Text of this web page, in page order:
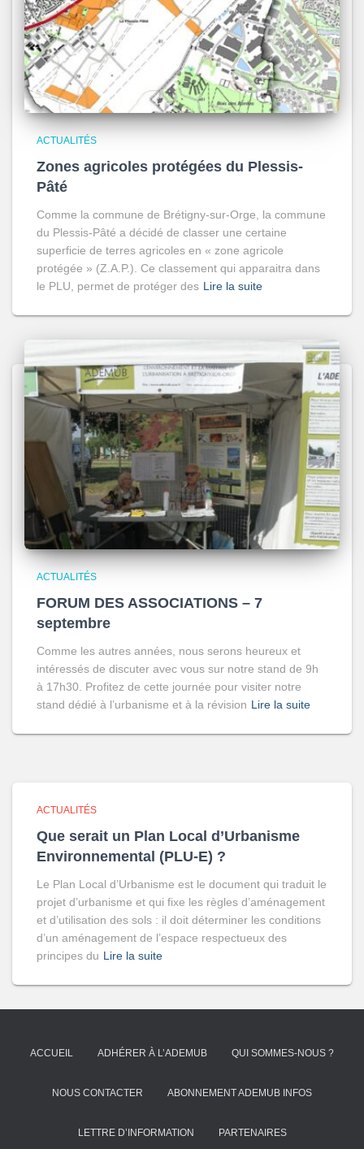
ACTUALITÉS
Zones agricoles protégées du Plessis-
Pâté
Comme la commune de Brétigny-sur-Orge, la commune
du Plessis-Pâté a décidé de classer une certaine
superficie de terres agricoles en « zone agricole
protégée » (Z.A.P.). Ce classement qui apparaitra dans
le PLU, permet de protéger des Lire la suite
ACTUALITÉS
FORUM DES ASSOCIATIONS – 7
septembre
Comme les autres années, nous serons heureux et
intéressés de discuter avec vous sur notre stand de 9h
à 17h30. Profitez de cette journée pour visiter notre
stand dédié à l’urbanisme et à la révision Lire la suite
ACTUALITÉS
Que serait un Plan Local d’Urbanisme
Environnemental (PLU-E) ?
Le Plan Local d’Urbanisme est le document qui traduit le
projet d’urbanisme et qui fixe les règles d’aménagement
et d’utilisation des sols : il doit déterminer les conditions
d’un aménagement de l’espace respectueux des
principes du Lire la suite
ACCUEIL ADHÉRER À L’ADEMUB QUI SOMMES-NOUS ?
NOUS CONTACTER ABONNEMENT ADEMUB INFOS
LETTRE D’INFORMATION PARTENAIRES